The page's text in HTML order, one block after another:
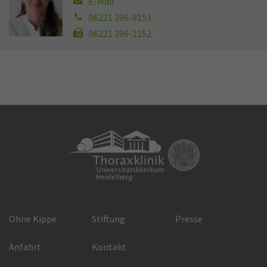
06221 396-8153
06221 396-1152
Ohne Kippe Stiftung Presse
Anfahrt Kontakt